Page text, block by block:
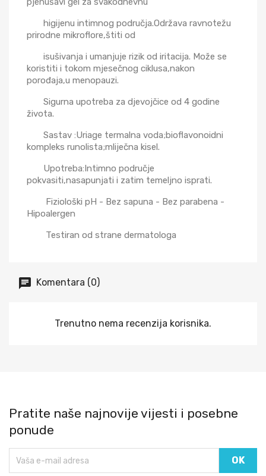
higijenu intimnog područja.Održava ravnotežu
prirodne mikroflore,štiti od
isušivanja i umanjuje rizik od iritacija. Može se
koristiti i tokom mjesečnog ciklusa,nakon
porođaja,u menopauzi.
Sigurna upotreba za djevojčice od 4 godine
života.
Sastav :Uriage termalna voda;bioflavonoidni
kompleks runolista;mliječna kisel.
Upotreba:Intimno područje
pokvasiti,nasapunjati i zatim temeljno isprati.
Fiziološki pH - Bez sapuna - Bez parabena -
Hipoalergen
Testiran od strane dermatologa
Komentara (0)
Trenutno nema recenzija korisnika.
Pratite naše najnovije vijesti i posebne
ponude